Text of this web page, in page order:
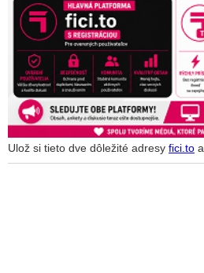
Ulož si tieto dve dôležité adresy fici.to a